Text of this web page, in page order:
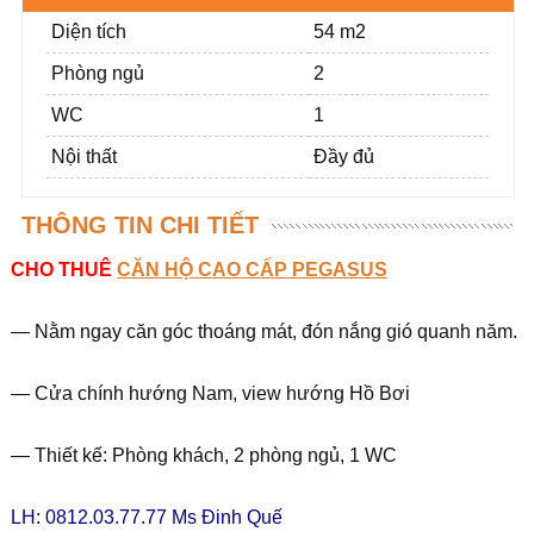
Diện tích 54 m2
Phòng ngủ 2
WC 1
Nội thất Đầy đủ
THÔNG TIN CHI TIẾT
CHO THUÊ CĂN HỘ CAO CẤP PEGASUS
— Nằm ngay căn góc thoáng mát, đón nắng gió quanh năm.
— Cửa chính hướng Nam, view hướng Hồ Bơi
— Thiết kế: Phòng khách, 2 phòng ngủ, 1 WC
LH: 0812.03.77.77 Ms Đinh Quế